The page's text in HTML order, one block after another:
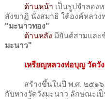
ด้านหน้า เป็นรูปจำลอง
สังฆาฏิ นั่งสมาธิ ใต้องค์หลวง
"มะนาวทอง"
ด้านหลัง มียันต์สามและ
มะนาว"
เหรียญหลวงพ่อบุญ วัดวั
สร้างขึ้นในปี พ.ศ. ๒๕๑๖
กับทางวัดวังมะนาว ลักษณะเ